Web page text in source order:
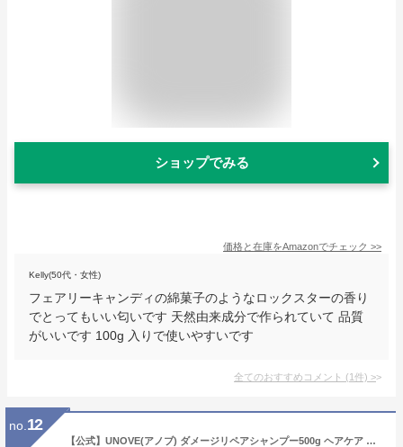
ショップでみる
価格と在庫をAmazonでチェック >>
Kelly(50代・女性)
フェアリーキャンディの綿菓子のようなロックスターの香り
でとってもいい匂いです 天然由来成分で作られていて 品質
がいいです 100g 入りで使いやすいです
全てのおすすめコメント (1件) >
no. 12
【公式】UNOVE(アノブ) ダメージリペアシャンプー500g ヘアケア 韓国シャンプー インバスヘアケア